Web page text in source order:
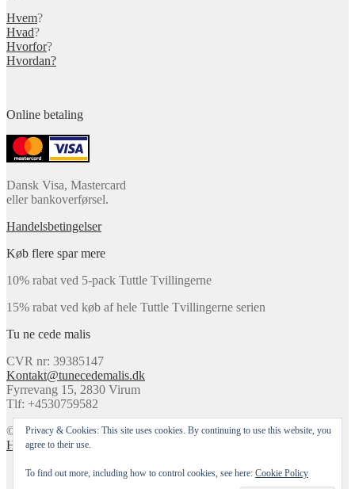
Privacy & Cookies: This site uses cookies. By continuing to use this website, you
agree to their use.
To find out more, including how to control cookies, see here: Cookie Policy
Hvem?
Hvad?
Hvorfor?
Hvordan?
Online betaling
Dansk Visa, Mastercard
eller bankoverførsel.
Handelsbetingelser
Køb flere spar mere
10% rabat ved 5-pack Tuttle Tvillingerne
15% rabat ved køb af hele Tuttle Tvillingerne serien
Tu ne cede malis
CVR nr: 39385147
Kontakt@tunecedemalis.dk
Fyrrevang 15, 2830 Virum
Tlf: +4530759582
© Tu Ne Cede Malis 2026
Handelsbetingelser
Min konto